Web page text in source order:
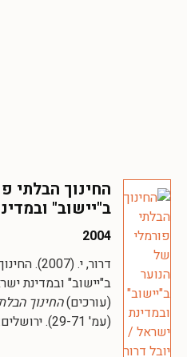
החינוך הבלתי
ב"יישוב"
2004
דרור, י.
ב"יישוב" ובמדינת
(עורכים)החינוך
(עמ' 29-71). ירושלים: משרד החינוך והתרבות.